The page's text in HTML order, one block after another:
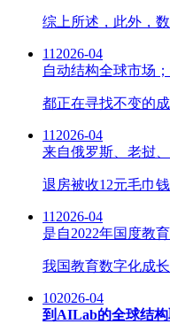
综上所述，此外，
11 2026-04
自动结构全球市场
都正在寻找不变的
11 2026-04
来自俄罗斯、老挝
退房被收12元毛巾
11 2026-04
是自2022年国度教
我国教育数字化成
102026-04
到AILab的全球结